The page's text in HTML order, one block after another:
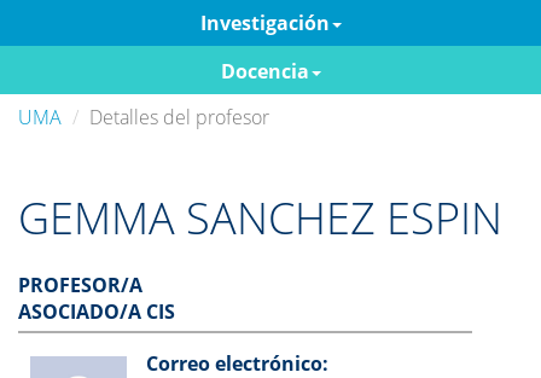
Investigación
Docencia
UMA
Detalles del profesor
GEMMA SANCHEZ ESPIN
PROFESOR/A
ASOCIADO/A CIS
Correo electrónico: